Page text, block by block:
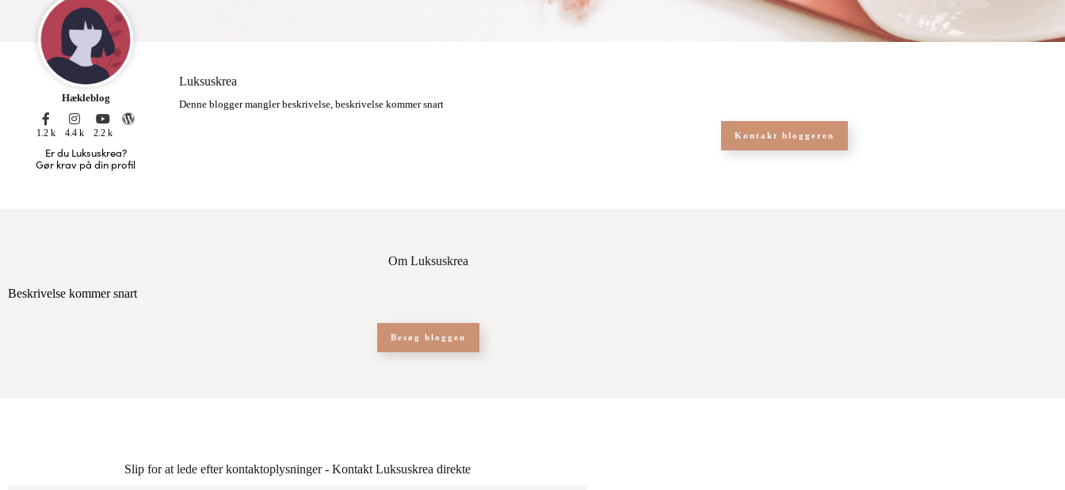
Hækleblog
1.2 k 4.4 k 2.2 k
Er du Luksuskrea?
Gør krav på din profil
Luksuskrea
Denne blogger mangler beskrivelse, beskrivelse kommer snart
Kontakt bloggeren
Om Luksuskrea
Beskrivelse kommer snart
Besøg bloggen
Slip for at lede efter kontaktoplysninger - Kontakt Luksuskrea direkte